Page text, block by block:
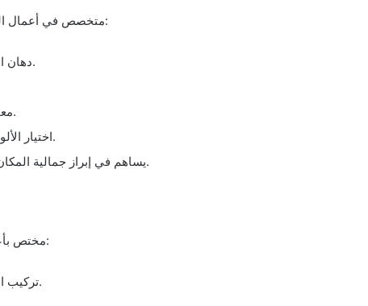
متخصص في أعمال الطلاء والتشطيبات النهائية، وتشمل خدماته:
دهان الجدران والأسقف الداخلية والخارجية.
معالجة التشققات والرطوبة قبل الطلاء.
اختيار الألوان المناسبة حسب التصميم الداخلي.
يساهم في إبراز جمالية المكان، وإعطائه اللمسة النهائية الاحترافية.
مختص بأعمال الواجهات والتشطيبات الحجرية، مثل:
تركيب الحجر الطبيعي أو الصناعي للواجهات.